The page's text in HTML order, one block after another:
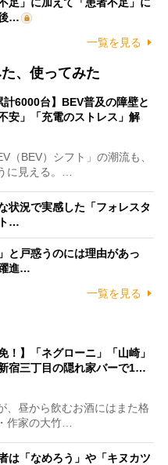
…
一覧を見る
、使ってみた
計6000台】BEV普及の障壁と
安」「充電のストレス」解
BEV）シフト」の潮流も、
に見える。…
状況で実感した「フォレスタ
…
と戸惑うのには理由があっ
進…
一覧を見る
！】「ネグローニ」「山崎」
宿三丁目の隠れ家バーで1…
昼から飲むお酒にはまた格
作家の大竹…
は「なめろう」や「キヌカツ